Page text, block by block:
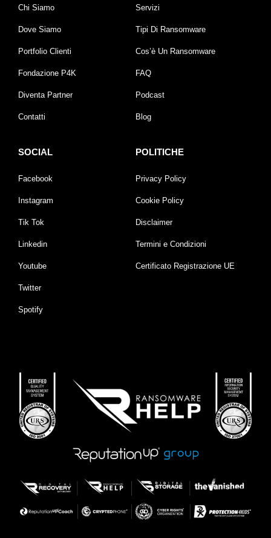
Chi Siamo
Dove Siamo
Portfolio Clienti
Fondazione P4K
Diventa Partner
Contatti
Servizi
Tipi Di Ransomware
Cos’è Un Ransomware
FAQ
Podcast
Blog
SOCIAL
Facebook
Instagram
Tik Tok
Linkedin
Youtube
Twitter
Spotify
POLITICHE
Privacy Policy
Cookie Policy
Disclaimer
Termini e Condizioni
Certificato Registrazione UE